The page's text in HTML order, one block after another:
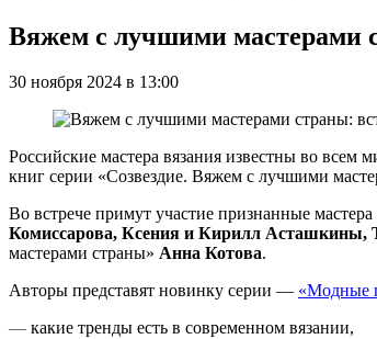
Вяжем с лучшими мастерами
30 ноября 2024 в 13:00
Российские мастера вязания известны во
книг серии «Созвездие. Вяжем с лучшими
Во встрече примут участие признанные мастера
Комиссарова, Ксения и Кирилл Асташкины,
мастерами страны» Анна Котова.
Авторы представят новинку серии — «Модные
— какие тренды есть в современном вязании,